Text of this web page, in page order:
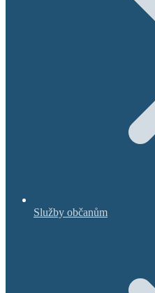
Služby občanům